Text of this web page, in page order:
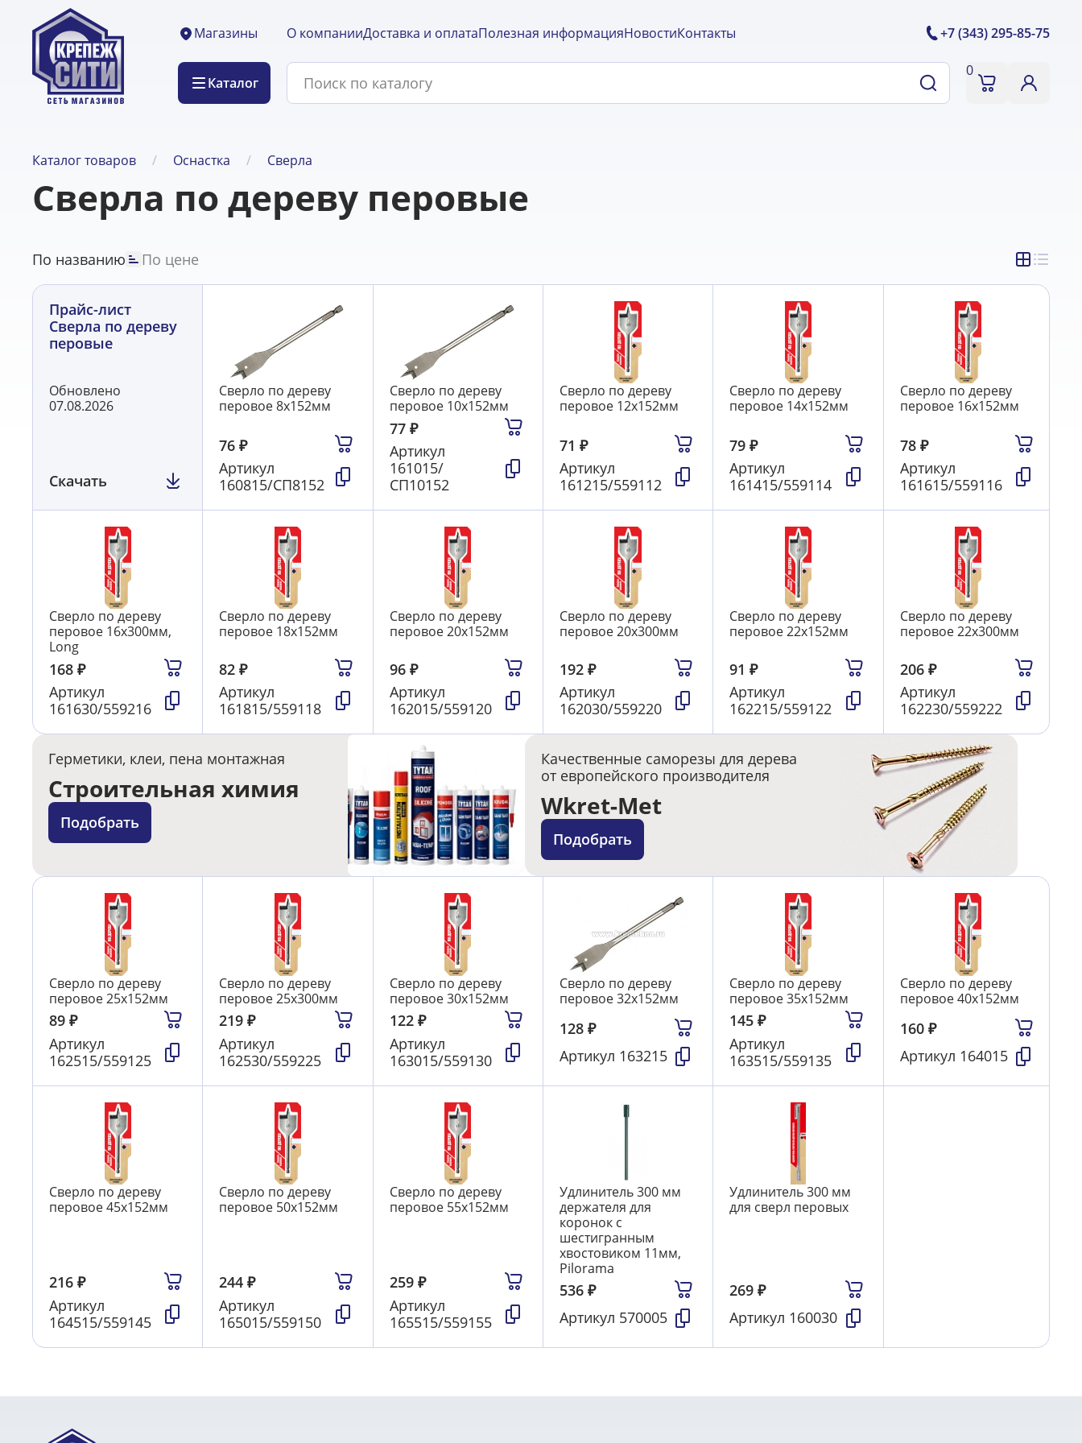
Магазины
Каталог
О компанииДоставка и оплатаПолезная информацияНовостиКонтакты +7 (343) 295-85-75
0
Каталог товаров Оснастка Сверла
Сверла по дереву перовые
По названию По цене
Прайс-лист
Сверла по дереву
перовые
Обновлено
07.08.2026
Скачать
Сверло по дереву
перовое 8х152мм
76₽
Артикул
160815/СП8152
Сверло по дереву
перовое 10х152мм
77 ₽
Артикул
161015/
СП10152
Сверло по дереву
перовое 12х152мм
71 ₽
Артикул
161215/559112
Сверло по дереву
перовое 14х152мм
79₽
Артикул
161415/559114
Сверло по дереву
перовое 16х152мм
78 ₽
Артикул
161615/559116
Сверло по дереву
перовое 16х300мм,
Long
168 ₽
Артикул
161630/559216
Сверло по дереву
перовое 18х152мм
82₽
Артикул
161815/559118
Сверло по дереву
перовое 20х152мм
96 ₽
Артикул
162015/559120
Сверло по дереву
перовое 20х300мм
192 ₽
Артикул
162030/559220
Сверло по дереву
перовое 22х152мм
91₽
Артикул
162215/559122
Сверло по дереву
перовое 22х300мм
206 ₽
Артикул
162230/559222
Герметики, клеи, пена монтажная
Строительная химия
Подобрать
Качественные саморезы для дерева
от европейского производителя
Wkret-Met
Подобрать
Сверло по дереву
перовое 25х152мм
89 ₽
Артикул
162515/559125
Сверло по дереву
перовое 25х300мм
219₽
Артикул
162530/559225
Сверло по дереву
перовое 30х152мм
122 ₽
Артикул
163015/559130
Сверло по дереву
перовое 32х152мм
128 ₽
Артикул 163215
Сверло по дереву
перовое 35х152мм
145₽
Артикул
163515/559135
Сверло по дереву
перовое 40х152мм
160 ₽
Артикул 164015
Сверло по дереву
перовое 45х152мм
216 ₽
Артикул
164515/559145
Сверло по дереву
перовое 50х152мм
244₽
Артикул
165015/559150
Сверло по дереву
перовое 55х152мм
259 ₽
Артикул
165515/559155
Удлинитель 300 мм
держателя для
коронок с
шестигранным
хвостовиком 11мм,
Pilorama
536 ₽
Артикул 570005
Удлинитель 300 мм
для сверл перовых
269₽
Артикул 160030